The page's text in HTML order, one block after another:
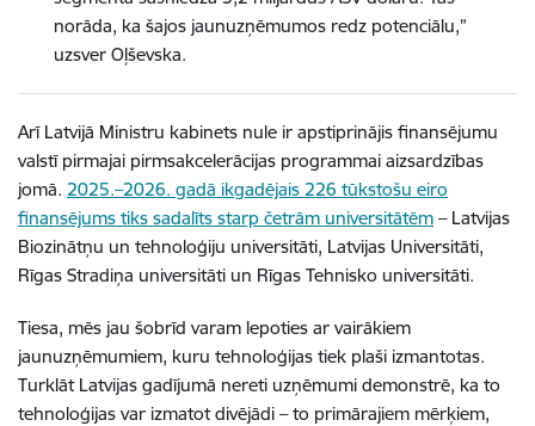
norāda, ka šajos jaunuzņēmumos redz potenciālu,”
uzsver Oļševska.
Arī Latvijā Ministru kabinets nule ir apstiprinājis finansējumu
valstī pirmajai pirmsakcelerācijas programmai aizsardzības
jomā. 2025.–2026. gadā ikgadējais 226 tūkstošu eiro
finansējums tiks sadalīts starp četrām universitātēm – Latvijas
Biozinātņu un tehnoloģiju universitāti, Latvijas Universitāti,
Rīgas Stradiņa universitāti un Rīgas Tehnisko universitāti.
Tiesa, mēs jau šobrīd varam lepoties ar vairākiem
jaunuzņēmumiem, kuru tehnoloģijas tiek plaši izmantotas.
Turklāt Latvijas gadījumā nereti uzņēmumi demonstrē, ka to
tehnoloģijas var izmatot divējādi – to primārajiem mērķiem,